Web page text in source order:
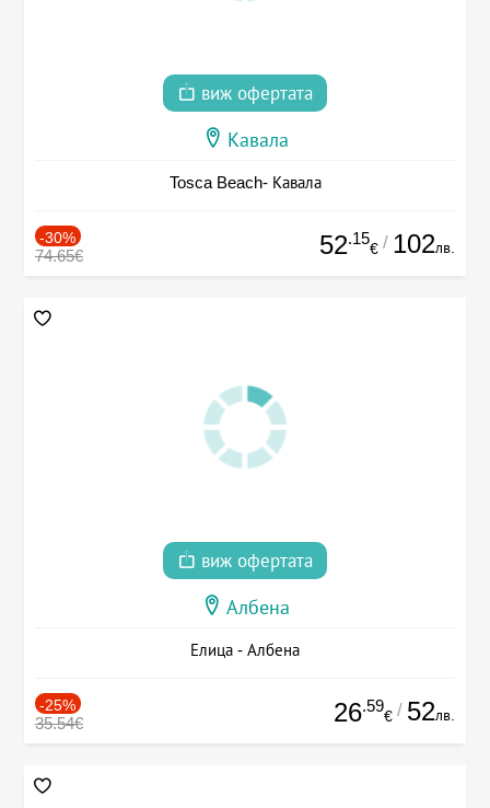
виж офертата
Кавала
Tosca Beach- Кавала
-30%
74.65€ 52.15
€ / 102лв.
виж офертата
Албена
Елица - Албена
-25%
35.54€ 26.59
€ / 52лв.